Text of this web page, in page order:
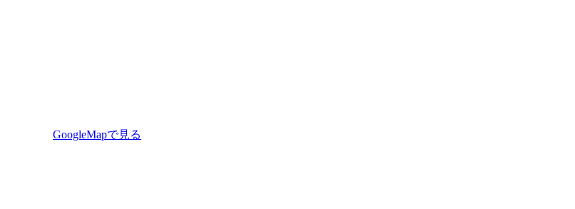
GoogleMapで見る